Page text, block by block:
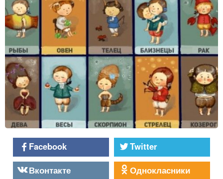
Facebook
Twitter
Вконтакте
Однокласники